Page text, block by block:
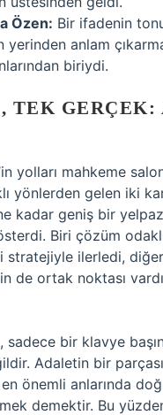
Özen: Bir ifadenin
yerinden anlam
biriydi.
TEK GERÇEK:
yolları mahkeme
yönlerden gelen iki
kadar geniş bir
Biri çözüm
stratejiyle ilerledi,
de ortak noktası
sadece bir klavye
Adaletin bir
en önemli anlarında
demektir. Bu